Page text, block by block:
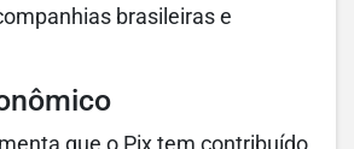
brasileiras e